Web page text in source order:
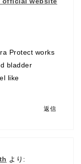
Protect works
bladder
like
返信
より: